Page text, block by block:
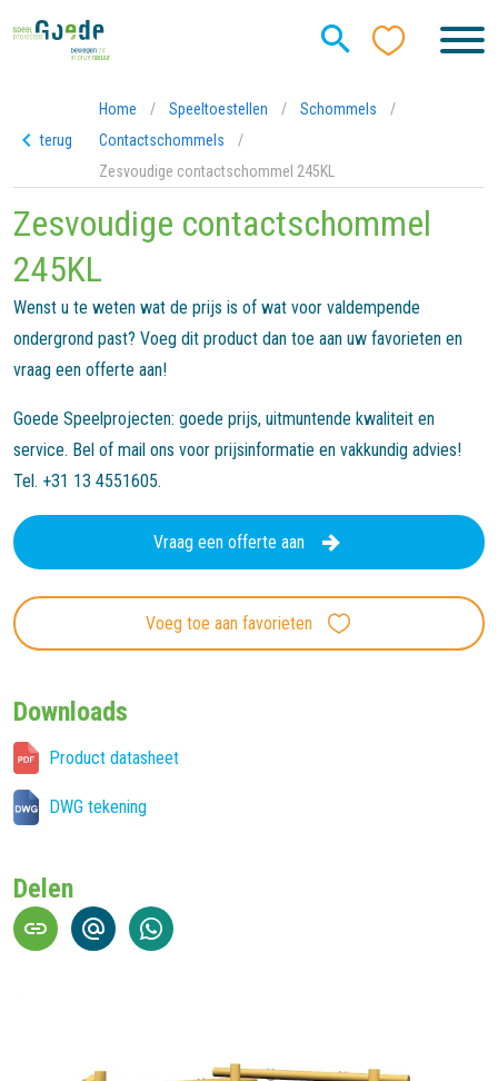
terug
Home / Speeltoestellen / Schommels
/
Contactschommels
/
Zesvoudige contactschommel 245KL
Zesvoudige contactschommel
245KL
Wenst u te weten wat de prijs is of wat voor valdempende
ondergrond past? Voeg dit product dan toe aan uw favorieten en
vraag een offerte aan!
Goede Speelprojecten: goede prijs, uitmuntende kwaliteit en
service. Bel of mail ons voor prijsinformatie en vakkundig advies!
Tel. +31 13 4551605.
Vraag een offerte aan
Voeg toe aan favorieten
Downloads
Product datasheet
DWG tekening
Delen